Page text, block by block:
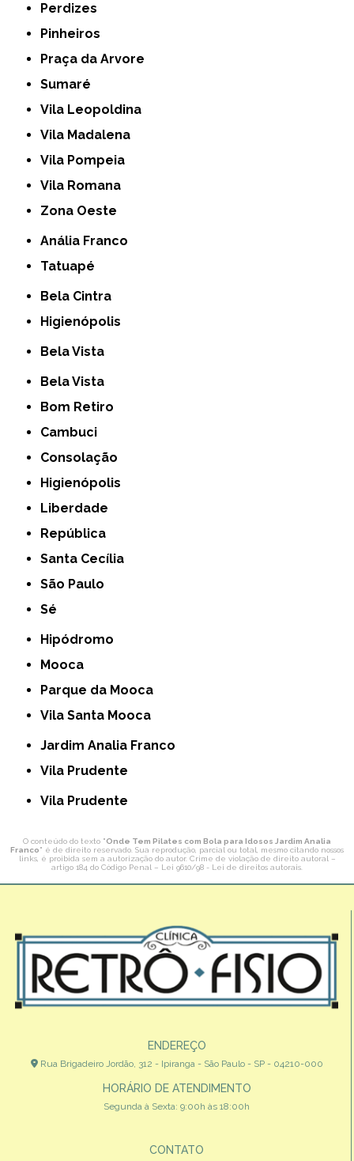
Perdizes
Pinheiros
Praça da Arvore
Sumaré
Vila Leopoldina
Vila Madalena
Vila Pompeia
Vila Romana
Zona Oeste
Anália Franco
Tatuapé
Bela Cintra
Higienópolis
Bela Vista
Bela Vista
Bom Retiro
Cambuci
Consolação
Higienópolis
Liberdade
República
Santa Cecília
São Paulo
Sé
Hipódromo
Mooca
Parque da Mooca
Vila Santa Mooca
Jardim Analia Franco
Vila Prudente
Vila Prudente
O conteúdo do texto "Onde Tem Pilates com Bola para Idosos Jardim Analia
Franco" é de direito reservado. Sua reprodução, parcial ou total, mesmo citando nossos
links, é proibida sem a autorização do autor. Crime de violação de direito autoral –
artigo 184 do Código Penal – Lei 9610/98 - Lei de direitos autorais.
ENDEREÇO
Rua Brigadeiro Jordão, 312 - Ipiranga - São Paulo - SP - 04210-000
HORÁRIO DE ATENDIMENTO
Segunda à Sexta: 9:00h às 18:00h
CONTATO